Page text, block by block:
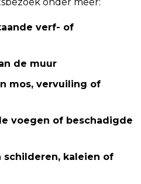
verf- of
de muur
mos, vervuiling of
voegen of beschadigde
schilderen, kaleien of